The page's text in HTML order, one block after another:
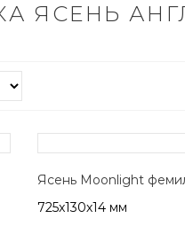
ЯСЕНЬ
Ясень Moonlight
725x130х14 мм